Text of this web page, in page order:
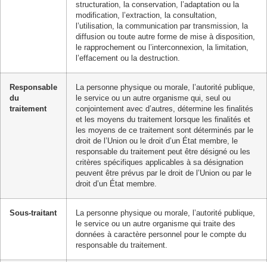
structuration, la conservation, l’adaptation ou la
modification, l’extraction, la consultation,
l’utilisation, la communication par transmission, la
diffusion ou toute autre forme de mise à disposition,
le rapprochement ou l’interconnexion, la limitation,
l’effacement ou la destruction.
Responsable
du
traitement
La personne physique ou morale, l’autorité publique,
le service ou un autre organisme qui, seul ou
conjointement avec d’autres, détermine les finalités
et les moyens du traitement lorsque les finalités et
les moyens de ce traitement sont déterminés par le
droit de l’Union ou le droit d’un État membre, le
responsable du traitement peut être désigné ou les
critères spécifiques applicables à sa désignation
peuvent être prévus par le droit de l’Union ou par le
droit d’un État membre.
Sous-traitant
La personne physique ou morale, l’autorité publique,
le service ou un autre organisme qui traite des
données à caractère personnel pour le compte du
responsable du traitement.